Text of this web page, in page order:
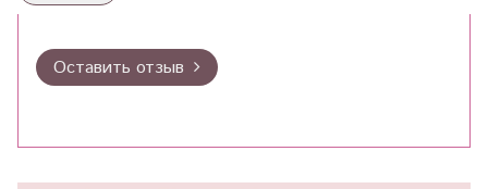
Оставить отзыв